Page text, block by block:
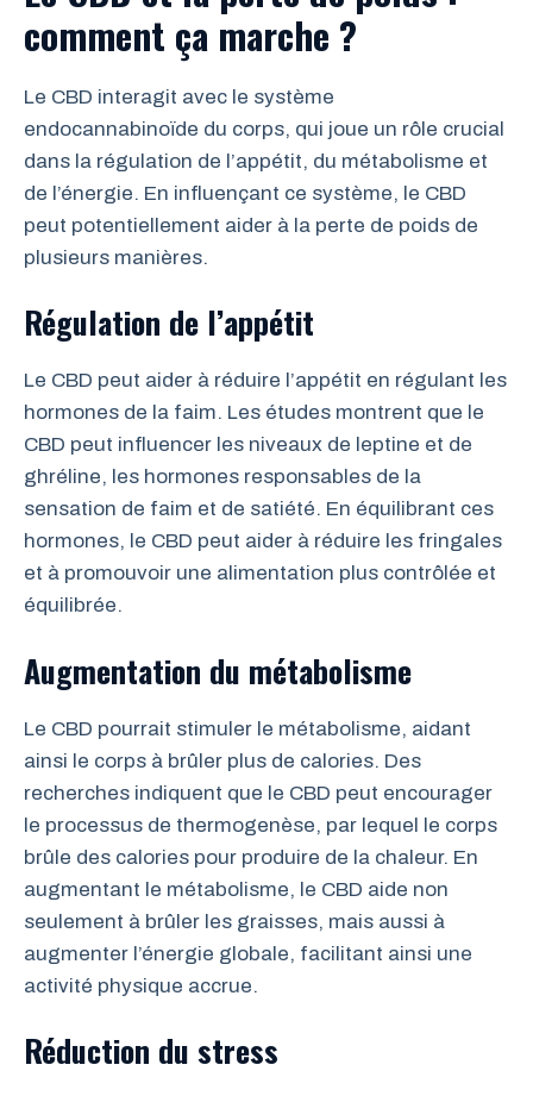
comment ça marche ?
Le CBD interagit avec le système
endocannabinoïde du corps, qui joue un rôle crucial
dans la régulation de l’appétit, du métabolisme et
de l’énergie. En influençant ce système, le CBD
peut potentiellement aider à la perte de poids de
plusieurs manières.
Régulation de l’appétit
Le CBD peut aider à réduire l’appétit en régulant les
hormones de la faim. Les études montrent que le
CBD peut influencer les niveaux de leptine et de
ghréline, les hormones responsables de la
sensation de faim et de satiété. En équilibrant ces
hormones, le CBD peut aider à réduire les fringales
et à promouvoir une alimentation plus contrôlée et
équilibrée.
Augmentation du métabolisme
Le CBD pourrait stimuler le métabolisme, aidant
ainsi le corps à brûler plus de calories. Des
recherches indiquent que le CBD peut encourager
le processus de thermogenèse, par lequel le corps
brûle des calories pour produire de la chaleur. En
augmentant le métabolisme, le CBD aide non
seulement à brûler les graisses, mais aussi à
augmenter l’énergie globale, facilitant ainsi une
activité physique accrue.
Réduction du stress